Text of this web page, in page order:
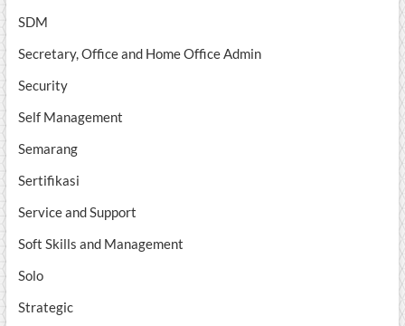
SDM
Secretary, Office and Home Office Admin
Security
Self Management
Semarang
Sertifikasi
Service and Support
Soft Skills and Management
Solo
Strategic